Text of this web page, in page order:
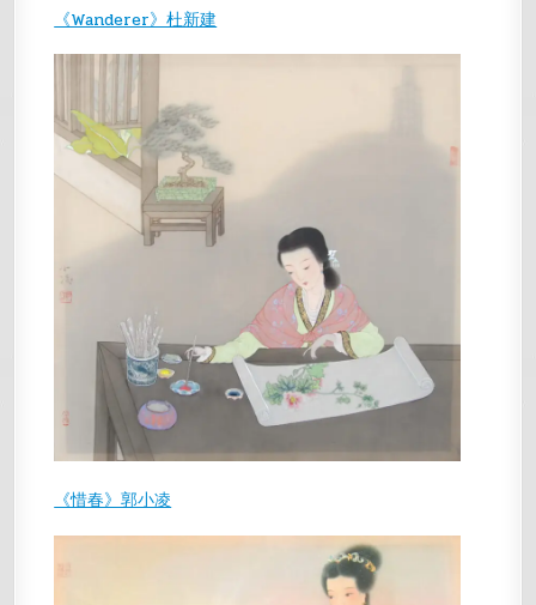
《Wanderer》杜新建
《惜春》郭小凌